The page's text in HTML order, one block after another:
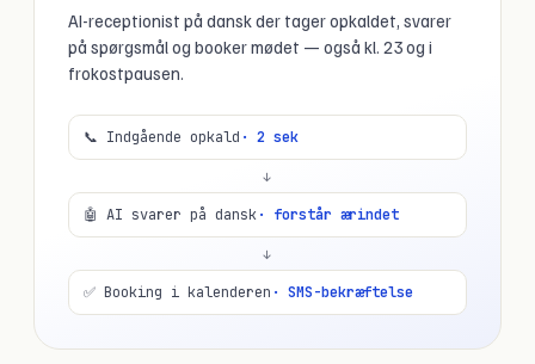
AI-receptionist på dansk der tager opkaldet, svarer
på spørgsmål og booker mødet — også kl. 23 og i
frokostpausen.
📞 Indgående opkald · 2 sek
↓
🤖 AI svarer på dansk· forstår ærindet
↓
✅ Booking i kalenderen · SMS-bekræftelse